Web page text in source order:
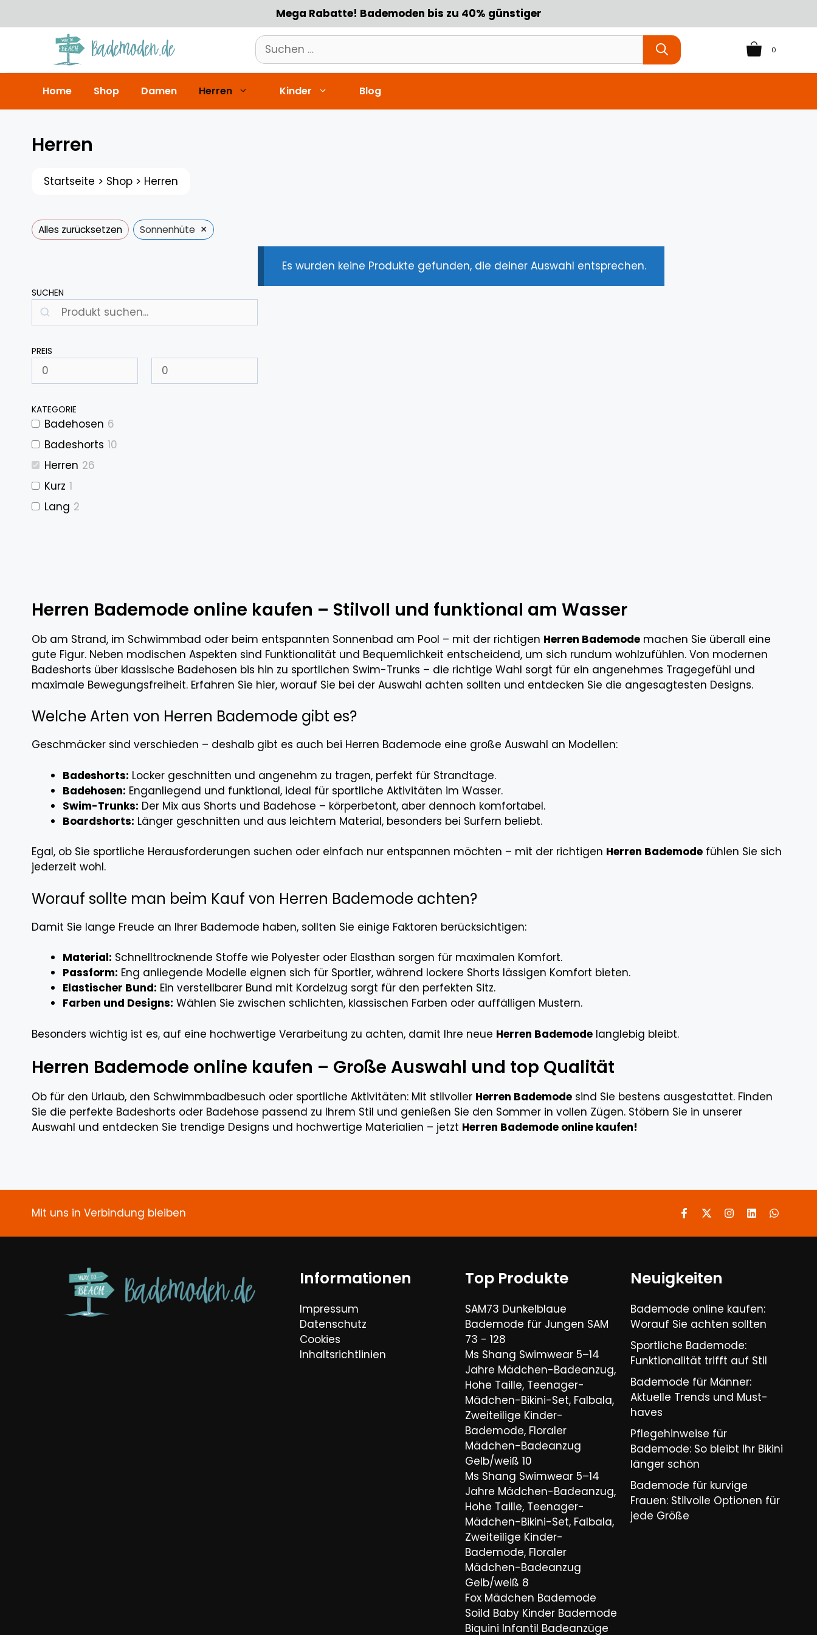
Mega Rabatte! Bademoden bis zu 40% günstiger
Suchen
nach:
0
Home Shop Damen Herren Kinder Blog
Herren
Startseite > Shop > Herren
Alles zurücksetzen Sonnenhüte ×
SUCHEN
Suchen
PREIS
KATEGORIE
Badehosen 6
Badeshorts 10
Herren 26
Kurz 1
Lang 2
Es wurden keine Produkte gefunden, die deiner Auswahl entsprechen.
Herren Bademode online kaufen – Stilvoll und funktional am Wasser
Ob am Strand, im Schwimmbad oder beim entspannten Sonnenbad am Pool – mit der richtigen Herren Bademode machen Sie überall eine
gute Figur. Neben modischen Aspekten sind Funktionalität und Bequemlichkeit entscheidend, um sich rundum wohlzufühlen. Von modernen
Badeshorts über klassische Badehosen bis hin zu sportlichen Swim-Trunks – die richtige Wahl sorgt für ein angenehmes Tragegefühl und
maximale Bewegungsfreiheit. Erfahren Sie hier, worauf Sie bei der Auswahl achten sollten und entdecken Sie die angesagtesten Designs.
Welche Arten von Herren Bademode gibt es?
Geschmäcker sind verschieden – deshalb gibt es auch bei Herren Bademode eine große Auswahl an Modellen:
Badeshorts: Locker geschnitten und angenehm zu tragen, perfekt für Strandtage.
Badehosen: Enganliegend und funktional, ideal für sportliche Aktivitäten im Wasser.
Swim-Trunks: Der Mix aus Shorts und Badehose – körperbetont, aber dennoch komfortabel.
Boardshorts: Länger geschnitten und aus leichtem Material, besonders bei Surfern beliebt.
Egal, ob Sie sportliche Herausforderungen suchen oder einfach nur entspannen möchten – mit der richtigen Herren Bademode fühlen Sie sich
jederzeit wohl.
Worauf sollte man beim Kauf von Herren Bademode achten?
Damit Sie lange Freude an Ihrer Bademode haben, sollten Sie einige Faktoren berücksichtigen:
Material: Schnelltrocknende Stoffe wie Polyester oder Elasthan sorgen für maximalen Komfort.
Passform: Eng anliegende Modelle eignen sich für Sportler, während lockere Shorts lässigen Komfort bieten.
Elastischer Bund: Ein verstellbarer Bund mit Kordelzug sorgt für den perfekten Sitz.
Farben und Designs: Wählen Sie zwischen schlichten, klassischen Farben oder auffälligen Mustern.
Besonders wichtig ist es, auf eine hochwertige Verarbeitung zu achten, damit Ihre neue Herren Bademode langlebig bleibt.
Herren Bademode online kaufen – Große Auswahl und top Qualität
Ob für den Urlaub, den Schwimmbadbesuch oder sportliche Aktivitäten: Mit stilvoller Herren Bademode sind Sie bestens ausgestattet. Finden
Sie die perfekte Badeshorts oder Badehose passend zu Ihrem Stil und genießen Sie den Sommer in vollen Zügen. Stöbern Sie in unserer
Auswahl und entdecken Sie trendige Designs und hochwertige Materialien – jetzt Herren Bademode online kaufen!
Mit uns in Verbindung bleiben
Informationen
Impressum
Datenschutz
Cookies
Inhaltsrichtlinien
Top Produkte
SAM73 Dunkelblaue
Bademode für Jungen SAM
73 - 128
Ms Shang Swimwear 5–14
Jahre Mädchen-Badeanzug,
Hohe Taille, Teenager-
Mädchen-Bikini-Set, Falbala,
Zweiteilige Kinder-
Bademode, Floraler
Mädchen-Badeanzug
Gelb/weiß 10
Ms Shang Swimwear 5–14
Jahre Mädchen-Badeanzug,
Hohe Taille, Teenager-
Mädchen-Bikini-Set, Falbala,
Zweiteilige Kinder-
Bademode, Floraler
Mädchen-Badeanzug
Gelb/weiß 8
Fox Mädchen Bademode
Soild Baby Kinder Bademode
Biquini Infantil Badeanzüge
Neuigkeiten
Bademode online kaufen:
Worauf Sie achten sollten
Sportliche Bademode:
Funktionalität trifft auf Stil​
Bademode für Männer:
Aktuelle Trends und Must-
haves​
Pflegehinweise für
Bademode: So bleibt Ihr Bikini
länger schön​
Bademode für kurvige
Frauen: Stilvolle Optionen für
jede Größe​